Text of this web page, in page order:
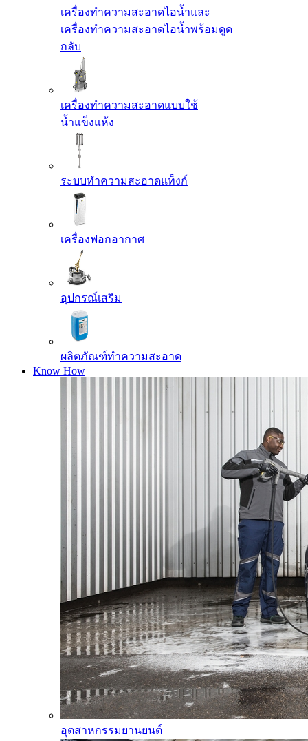
เครื่องทำความสะอาดไอน้ำและ
เครื่องทำความสะอาดไอน้ำพร้อมดูด
กลับ
เครื่องทำความสะอาดแบบใช้
น้ำแข็งแห้ง
ระบบทำความสะอาดแท็งก์
เครื่องฟอกอากาศ
อุปกรณ์เสริม
ผลิตภัณฑ์ทำความสะอาด
Know How
อุตสาหกรรมยานยนต์